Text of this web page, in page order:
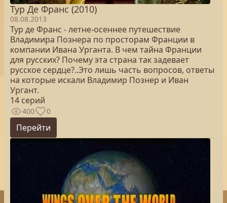
Тур Де Франс (2010)
08.08.2013
Тур де Франс - летне-осеннее путешествие
Владимира Познера по просторам Франции в
компании Ивана Урганта. В чем тайна Франции
для русских? Почему эта страна так задевает
русское сердце?..Это лишь часть вопросов, ответы
на которые искали Владимир Познер и Иван
Ургант.
14 серий
400 0
Перейти